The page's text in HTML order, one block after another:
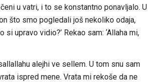
u vatri, i to se konstantno ponavljalo. U
što smo pogledali još nekoliko odaja,
upravo vidio?’ Rekao sam: ‘Allaha mi,
alejhi ve sellem. U tom snu sam
ispred mene. Vrata mi rekoše da ne